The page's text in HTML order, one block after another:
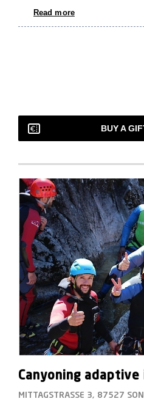
Read more
BUY A
Canyoning adaptive
MITTAGSTRASSE 3, 87527